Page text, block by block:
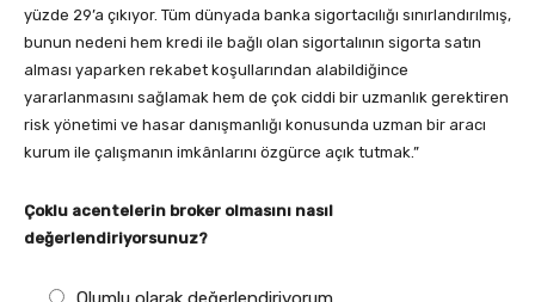
yüzde 29’a çıkıyor. Tüm dünyada banka sigortacılığı sınırlandırılmış,
bunun nedeni hem kredi ile bağlı olan sigortalının sigorta satın
alması yaparken rekabet koşullarından alabildiğince
yararlanmasını sağlamak hem de çok ciddi bir uzmanlık gerektiren
risk yönetimi ve hasar danışmanlığı konusunda uzman bir aracı
kurum ile çalışmanın imkânlarını özgürce açık tutmak.”
Çoklu acentelerin broker olmasını nasıl
değerlendiriyorsunuz?